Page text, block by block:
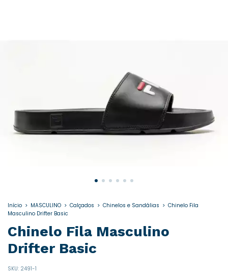
Início > MASCULINO > Calçados > Chinelos e Sandálias > Chinelo Fila
Masculino Drifter Basic
Chinelo Fila Masculino
Drifter Basic
SKU: 2491-1